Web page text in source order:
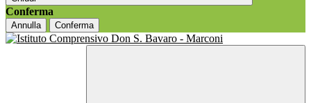
Conferma
Annulla Conferma